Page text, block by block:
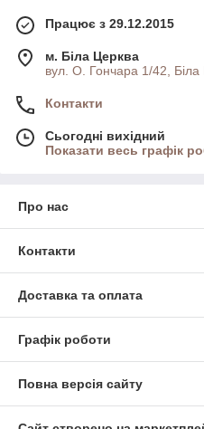
Працює з 29.12.2015
м. Біла Церква
вул. О. Гончара 1/42, Біла
Контакти
Сьогодні вихідний
Показати весь графік
Про нас
Контакти
Доставка та оплата
Графік роботи
Повна версія сайту